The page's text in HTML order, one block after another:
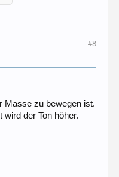
#8
Masse zu bewegen ist.
der Ton höher.